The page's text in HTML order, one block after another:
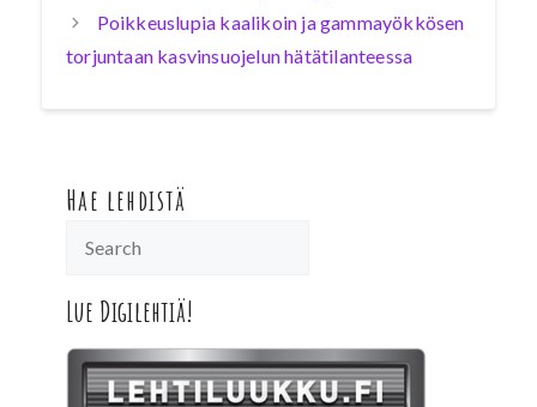
Poikkeuslupia kaalikoin ja gammayökkösen
torjuntaan kasvinsuojelun hätätilanteessa
Hae lehdistä
Lue Digilehtiä!